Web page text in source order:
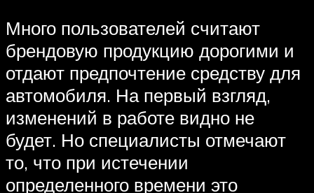
Много пользователей считают
брендовую продукцию дорогими и
отдают предпочтение средству для
автомобиля. На первый взгляд,
изменений в работе видно не
будет. Но специалисты отмечают
то, что при истечении
определенного времени это